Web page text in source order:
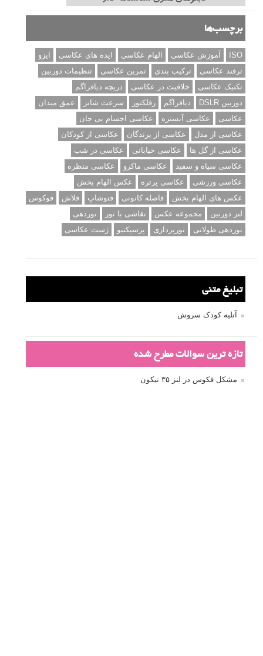
برچسب‌ها
ISO آموزش عکاسی الهام عکاسی ایده های عکاسی
ایزو
ترفند عکاسی
ترکیب بندی تمرین عکاسی
تنظیمات دوربین
تکنیک عکاسی
خلاقیت در عکاسی
دریچه دیافراگم
دوربین DSLR
دیافراگم رفلکتور سرعت شاتر
عمق میدان
عکاسی
عکاسی آبستره
عکاسی اجسام بی جان
عکاسی از مدل
عکاسی از پرندگان
عکاسی از کودکان
عکاسی از گل ها
عکاسی خیابانی
عکاسی در شب
عکاسی سیاه و سفید
عکاسی ماکرو
عکاسی منظره
عکاسی ورزشی
عکاسی پرتره
عکس الهام بخش
عکس های الهام بخش
فاصله کانونی فتوشاپ فلاش
فوکوس
لنز دوربین
مجموعه عکس نقاشی با نور
نوردهی
نوردهی طولانی
نورپردازی پرسپکتیو ژست عکاسی
تبلیغ متنی
آتلیه کودک سروش
تازه ترین سوالات مطرح شده
مشکل فکوس در لنز ۳۵ نیکون